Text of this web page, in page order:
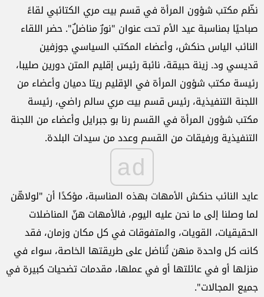
نظّم مكتب شؤون المرأة في قسم بيت مري الكتائبي لقاءً
صباحيًا بمناسبة عيد الأم تحت عنوان "نورٌ مناضلٌ". حضر اللقاء
النائب الياس حنكش، وأعضاء المكتب السياسي جوزفين
قديسي ود. زينة حبيقة، نائبة رئيس إقليم المتن دورين صليبا،
رئيسة مكتب شؤون المرأة في الإقليم ريتا دميان وأعضاء من
اللجنة التنفيذية، رئيس قسم بيت مري سالم راضي، رئيسة
مكتب شؤون المرأة في القسم رنا بو جبرايل وأعضاء من اللجنة
التنفيذية ورفيقات من القسم وعدد من سيدات البلدة.
ad
عايد النائب حنكش الأمهات بهذه المناسبة، مؤكدًا أن "لولاهّن
لما وصلنا إلى ما نحن عليه اليوم، فالأمهات هنّ المناضلات
الحقيقيات، القويات، والمتفوقات في كل مكان وزمان، فقد
كانت كل واحدة منهن تُناضل على طريقتها الخاصة، سواء في
منزلها أو في عائلتها أو في عملها، مقدمات تضحيات كبيرة في
جميع المجالات".